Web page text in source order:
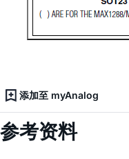
添加至 myAnalog
参考资料